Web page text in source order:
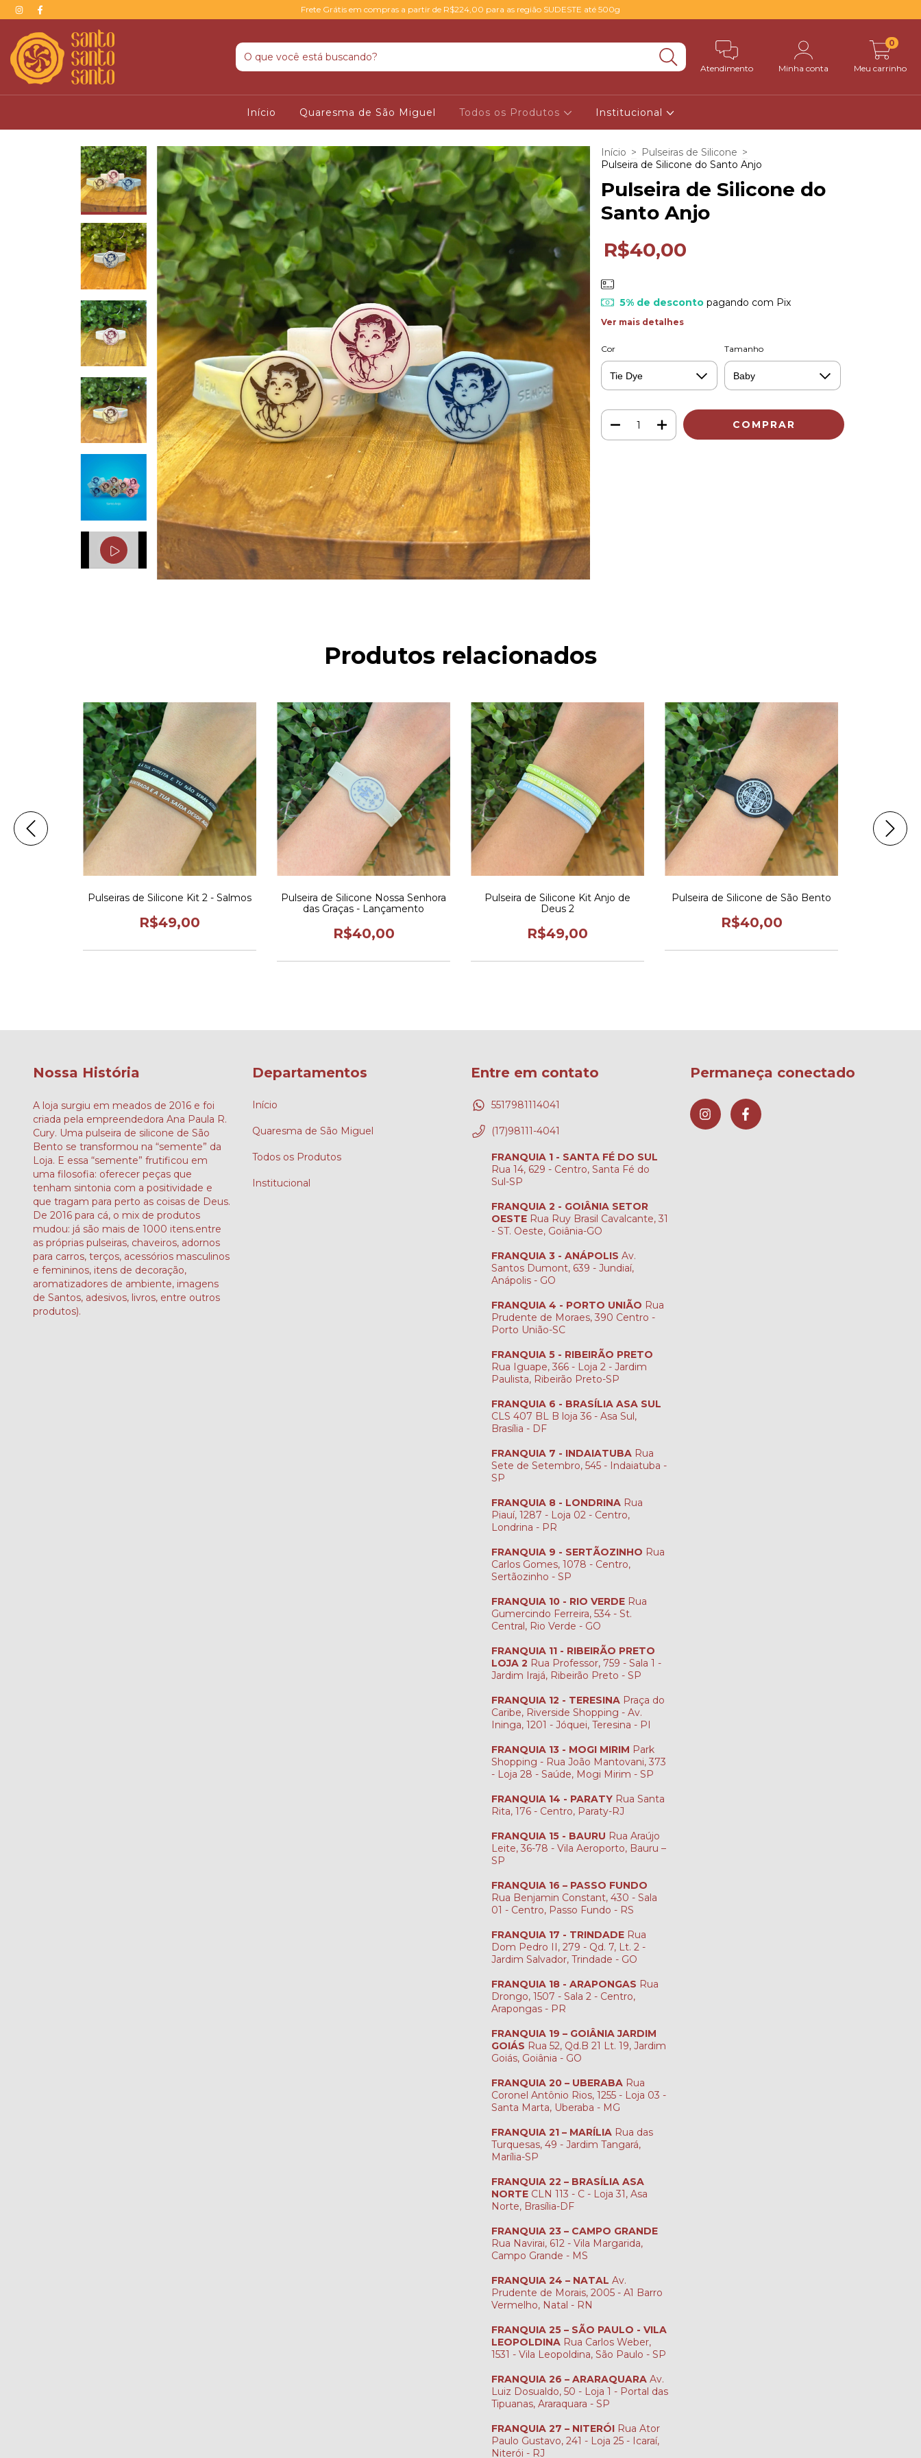
Frete Grátis em compras a partir de R$224,00 para as região SUDESTE até 500g
Atendimento Minha conta Meu carrinho
0
Início Quaresma de São Miguel Todos os Produtos Institucional
Início > Pulseiras de Silicone >
Pulseira de Silicone do Santo Anjo
Pulseira de Silicone do
Santo Anjo
R$40,00
5% de descontopagando com Pix
Ver mais detalhes
Cor Tamanho
Produtos relacionados
Pulseiras de Silicone Kit 2 - Salmos
R$49,00
Pulseira de Silicone Nossa Senhora
das Graças - Lançamento
R$40,00
Pulseira de Silicone Kit Anjo de
Deus 2
R$49,00
Pulseira de Silicone de São Bento
R$40,00
Nossa História
A loja surgiu em meados de 2016 e foi
criada pela empreendedora Ana Paula R.
Cury. Uma pulseira de silicone de São
Bento se transformou na “semente” da
Loja. E essa “semente” frutificou em
uma filosofia: oferecer peças que
tenham sintonia com a positividade e
que tragam para perto as coisas de Deus.
De 2016 para cá, o mix de produtos
mudou: já são mais de 1000 itens.entre
as próprias pulseiras, chaveiros, adornos
para carros, terços, acessórios masculinos
e femininos, itens de decoração,
aromatizadores de ambiente, imagens
de Santos, adesivos, livros, entre outros
produtos).
Departamentos
Início
Quaresma de São Miguel
Todos os Produtos
Institucional
Entre em contato
5517981114041
(17)98111-4041
FRANQUIA 1 - SANTA FÉ DO SUL
Rua 14, 629 - Centro, Santa Fé do
Sul-SP
FRANQUIA 2 - GOIÂNIA SETOR
OESTE Rua Ruy Brasil Cavalcante, 31
- ST. Oeste, Goiânia-GO
FRANQUIA 3 - ANÁPOLIS Av.
Santos Dumont, 639 - Jundiaí,
Anápolis - GO
FRANQUIA 4 - PORTO UNIÃO Rua
Prudente de Moraes, 390 Centro -
Porto União-SC
FRANQUIA 5 - RIBEIRÃO PRETO
Rua Iguape, 366 - Loja 2 - Jardim
Paulista, Ribeirão Preto-SP
FRANQUIA 6 - BRASÍLIA ASA SUL
CLS 407 BL B loja 36 - Asa Sul,
Brasília - DF
FRANQUIA 7 - INDAIATUBA Rua
Sete de Setembro, 545 - Indaiatuba -
SP
FRANQUIA 8 - LONDRINA Rua
Piauí, 1287 - Loja 02 - Centro,
Londrina - PR
FRANQUIA 9 - SERTÃOZINHO Rua
Carlos Gomes, 1078 - Centro,
Sertãozinho - SP
FRANQUIA 10 - RIO VERDE Rua
Gumercindo Ferreira, 534 - St.
Central, Rio Verde - GO
FRANQUIA 11 - RIBEIRÃO PRETO
LOJA 2 Rua Professor, 759 - Sala 1 -
Jardim Irajá, Ribeirão Preto - SP
FRANQUIA 12 - TERESINA Praça do
Caribe, Riverside Shopping - Av.
Ininga, 1201 - Jóquei, Teresina - PI
FRANQUIA 13 - MOGI MIRIM Park
Shopping - Rua João Mantovani, 373
- Loja 28 - Saúde, Mogi Mirim - SP
FRANQUIA 14 - PARATY Rua Santa
Rita, 176 - Centro, Paraty-RJ
FRANQUIA 15 - BAURU Rua Araújo
Leite, 36-78 - Vila Aeroporto, Bauru –
SP
FRANQUIA 16 – PASSO FUNDO
Rua Benjamin Constant, 430 - Sala
01 - Centro, Passo Fundo - RS
FRANQUIA 17 - TRINDADE Rua
Dom Pedro II, 279 - Qd. 7, Lt. 2 -
Jardim Salvador, Trindade - GO
FRANQUIA 18 - ARAPONGAS Rua
Drongo, 1507 - Sala 2 - Centro,
Arapongas - PR
FRANQUIA 19 – GOIÂNIA JARDIM
GOIÁS Rua 52, Qd.B 21 Lt. 19, Jardim
Goiás, Goiânia - GO
FRANQUIA 20 – UBERABA Rua
Coronel Antônio Rios, 1255 - Loja 03 -
Santa Marta, Uberaba - MG
FRANQUIA 21 – MARÍLIA Rua das
Turquesas, 49 - Jardim Tangará,
Marília-SP
FRANQUIA 22 – BRASÍLIA ASA
NORTE CLN 113 - C - Loja 31, Asa
Norte, Brasília-DF
FRANQUIA 23 – CAMPO GRANDE
Rua Navirai, 612 - Vila Margarida,
Campo Grande - MS
FRANQUIA 24 – NATAL Av.
Prudente de Morais, 2005 - A1 Barro
Vermelho, Natal - RN
FRANQUIA 25 – SÃO PAULO - VILA
LEOPOLDINA Rua Carlos Weber,
1531 - Vila Leopoldina, São Paulo - SP
FRANQUIA 26 – ARARAQUARA Av.
Luiz Dosualdo, 50 - Loja 1 - Portal das
Tipuanas, Araraquara - SP
FRANQUIA 27 – NITERÓI Rua Ator
Paulo Gustavo, 241 - Loja 25 - Icaraí,
Niterói - RJ
Permaneça conectado